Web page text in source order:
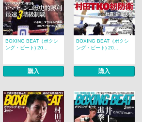
BOXING BEAT（ボクシ
ング・ビート) 20...
購入
BOXING BEAT（ボクシ
ング・ビート) 20...
購入